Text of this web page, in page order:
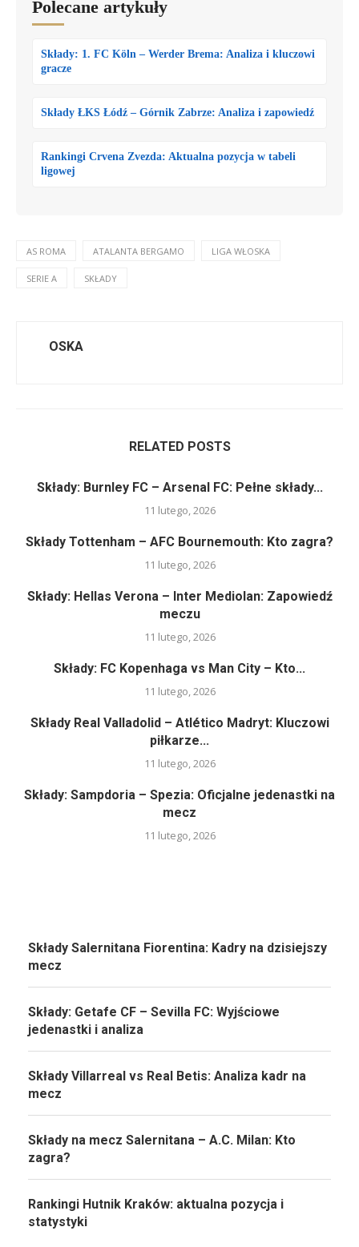
Polecane artykuły
Składy: 1. FC Köln – Werder Brema: Analiza i kluczowi
gracze
Składy ŁKS Łódź – Górnik Zabrze: Analiza i zapowiedź
Rankingi Crvena Zvezda: Aktualna pozycja w tabeli
ligowej
AS ROMA ATALANTA BERGAMO LIGA WŁOSKA
SERIE A SKŁADY
OSKA
RELATED POSTS
Składy: Burnley FC – Arsenal FC: Pełne składy...
11 lutego, 2026
Składy Tottenham – AFC Bournemouth: Kto zagra?
11 lutego, 2026
Składy: Hellas Verona – Inter Mediolan: Zapowiedź
meczu
11 lutego, 2026
Składy: FC Kopenhaga vs Man City – Kto...
11 lutego, 2026
Składy Real Valladolid – Atlético Madryt: Kluczowi
piłkarze...
11 lutego, 2026
Składy: Sampdoria – Spezia: Oficjalne jedenastki na
mecz
11 lutego, 2026
Składy Salernitana Fiorentina: Kadry na dzisiejszy
mecz
Składy: Getafe CF – Sevilla FC: Wyjściowe
jedenastki i analiza
Składy Villarreal vs Real Betis: Analiza kadr na
mecz
Składy na mecz Salernitana – A.C. Milan: Kto
zagra?
Rankingi Hutnik Kraków: aktualna pozycja i
statystyki